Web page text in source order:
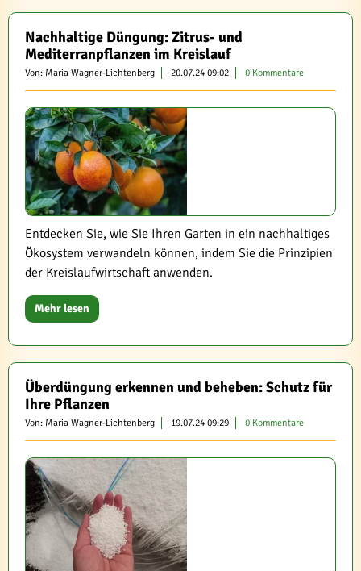
Nachhaltige Düngung: Zitrus- und
Mediterranpflanzen im Kreislauf
Von: Maria Wagner-Lichtenberg 20.07.24 09:02 0 Kommentare
Entdecken Sie, wie Sie Ihren Garten in ein nachhaltiges
Ökosystem verwandeln können, indem Sie die Prinzipien
der Kreislaufwirtschaft anwenden.
Mehr lesen
Überdüngung erkennen und beheben: Schutz für
Ihre Pflanzen
Von: Maria Wagner-Lichtenberg 19.07.24 09:29 0 Kommentare